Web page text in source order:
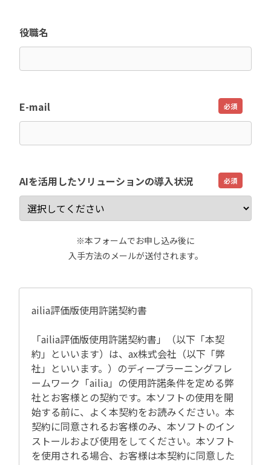
役職名
必須
E-mail
必須
AIを活用したソリューションの導入状況
※本フォームでお申し込み後に
入手方法のメールが送付されます。
ailia評価版使用許諾契約書
「ailia評価版使用許諾契約書」（以下「本契
約」といいます）は、ax株式会社（以下「弊
社」といいます。）のディープラーニングフレ
ームワーク「ailia」の使用許諾条件を定める弊
社とお客様との契約です。本ソフトの使用を開
始する前に、よく本契約をお読みください。本
契約に同意されるお客様のみ、本ソフトのイン
ストールおよび使用をしてください。本ソフト
を使用される場合、お客様は本契約に同意した